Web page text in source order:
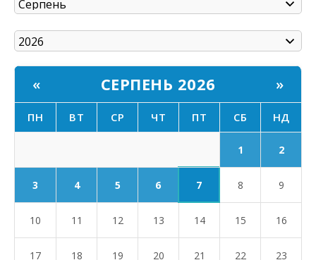
« СЕРПЕНЬ 2026 »
ПН ВТ СР ЧТ ПТ СБ НД
1 2
3 4 5 6 7 8 9
10 11 12 13 14 15 16
17 18 19 20 21 22 23